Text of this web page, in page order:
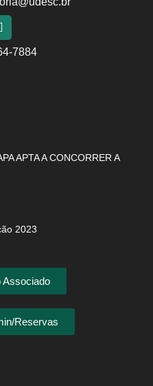
7884
APTA A CONCORRER A
2023
Associado
Reservas